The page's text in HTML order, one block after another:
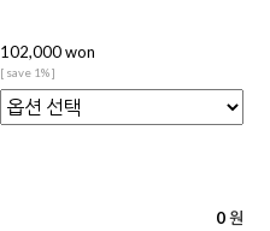
102,000 won
[ save 1% ]
0 원